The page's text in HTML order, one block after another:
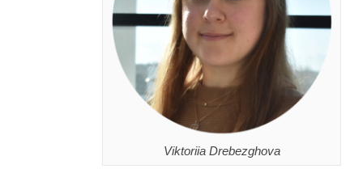
Viktoriia Drebezghova